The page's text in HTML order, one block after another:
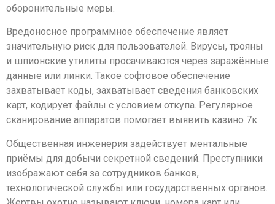
оборонительные меры.
Вредоносное программное обеспечение являет
значительную риск для пользователей. Вирусы, трояны
и шпионские утилиты просачиваются через заражённые
данные или линки. Такое софтовое обеспечение
захватывает коды, захватывает сведения банковских
карт, кодирует файлы с условием откупа. Регулярное
сканирование аппаратов помогает выявить казино 7к.
Общественная инженерия задействует ментальные
приёмы для добычи секретной сведений. Преступники
изображают себя за сотрудников банков,
технологической службы или государственных органов.